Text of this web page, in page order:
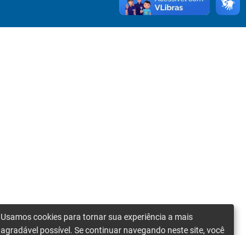
Usamos cookies para tornar sua experiência a mais
agradável possível. Se continuar navegando neste site, você